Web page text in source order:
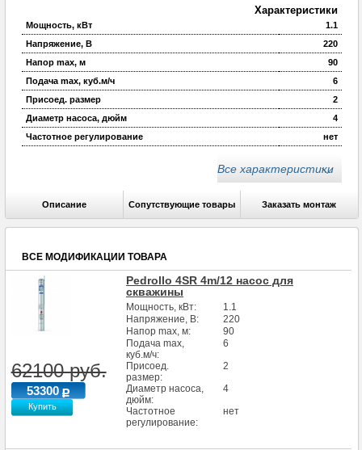
Характеристики
Мощность, кВт
1.1
Напряжение, В
220
Напор max, м
90
Подача max, куб.м/ч
6
Присоед. размер
2
Диаметр насоса, дюйм
4
Частотное регулирование
нет
14
Степень защиты
IP 68
Макс.глубина погружения под зеркало воды, м
100
Все характеристики
Описание Сопутствующие товары Заказать монтаж
ВСЕ МОДИФИКАЦИИ ТОВАРА
Pedrollo 4SR 4m/12 насос для
скважины
Мощность, кВт:
1.1
Напряжение, В:
220
Напор max, м:
90
Подача max,
куб.м/ч:
6
Присоед.
размер:
2
Диаметр насоса,
дюйм:
4
Частотное
регулирование:
нет
62100 руб.
53300
Купить